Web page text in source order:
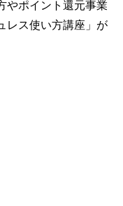
やポイント還元事業
レス使い方講座」が